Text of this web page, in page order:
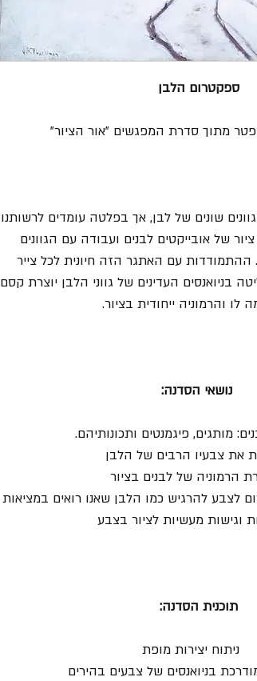
ספקטרום הלבן
מתוך סדרת המפגשים "אור הציור"
שונים של לבן, אך בפלטה עומדים לרשותנו
של אובייקטים לבנים ועבודה עם הגוונים
ההתמודדות עם האתגר הזה חיונית לכל צייר
בניואנסים העדינים של גווני הלבן יוצרת קסם
לו והרמוניה ייחודית בציור.
נושאי הסדנה:
מותגים, פיגמנטים ותכונותיהם.
את צבעיו הרבים של הלבן
הרמוניה של לבנים בציור
לצבע להרגיש כמו הלבן שאנו רואים במציאות
וגישות מעשיות לציור בצבע
תוכנית הסדנה:
ניתוח יצירות מופת
בניואנסים של צבעים בהירים